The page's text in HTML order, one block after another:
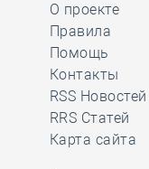
О проекте
Правила
Помощь
Контакты
RSS Новостей
RRS Статей
Карта сайта